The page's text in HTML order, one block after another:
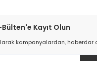
Bülten'e Kayıt Olun
kampanyalardan, haberdar